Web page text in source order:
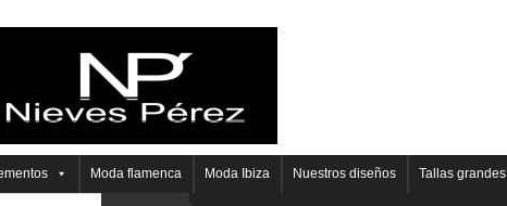
Moda flamenca Moda Ibiza Nuestros diseños Tallas grandes